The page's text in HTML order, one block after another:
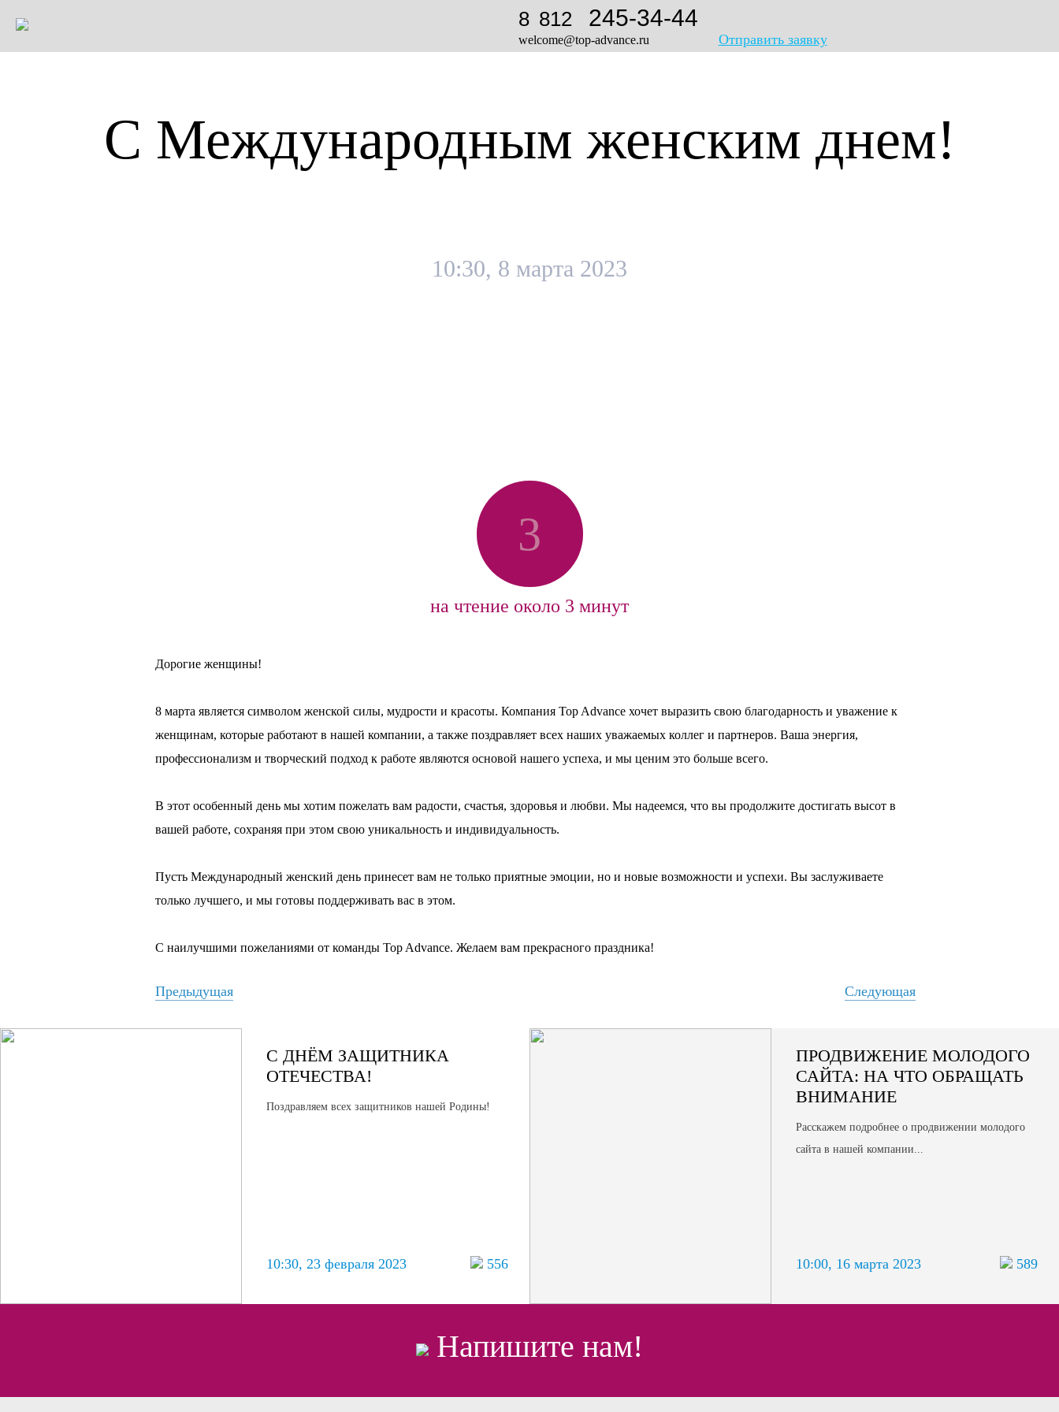
8 812 245-34-44
welcome@top-advance.ru Отправить заявку
С Международным женским днем!
10:30, 8 марта 2023
3
на чтение около 3 минут
Дорогие женщины!
8 марта является символом женской силы, мудрости и красоты. Компания Top Advance хочет выразить свою благодарность и уважение к
женщинам, которые работают в нашей компании, а также поздравляет всех наших уважаемых коллег и партнеров. Ваша энергия,
профессионализм и творческий подход к работе являются основой нашего успеха, и мы ценим это больше всего.
В этот особенный день мы хотим пожелать вам радости, счастья, здоровья и любви. Мы надеемся, что вы продолжите достигать высот в
вашей работе, сохраняя при этом свою уникальность и индивидуальность.
Пусть Международный женский день принесет вам не только приятные эмоции, но и новые возможности и успехи. Вы заслуживаете
только лучшего, и мы готовы поддерживать вас в этом.
С наилучшими пожеланиями от команды Top Advance. Желаем вам прекрасного праздника!
Предыдущая Следующая
С ДНЁМ ЗАЩИТНИКА
ОТЕЧЕСТВА!
Поздравляем всех защитников нашей Родины!
10:30, 23 февраля 2023 556
ПРОДВИЖЕНИЕ МОЛОДОГО
САЙТА: НА ЧТО ОБРАЩАТЬ
ВНИМАНИЕ
Расскажем подробнее о продвижении молодого
сайта в нашей компании...
10:00, 16 марта 2023 589
Напишите нам!